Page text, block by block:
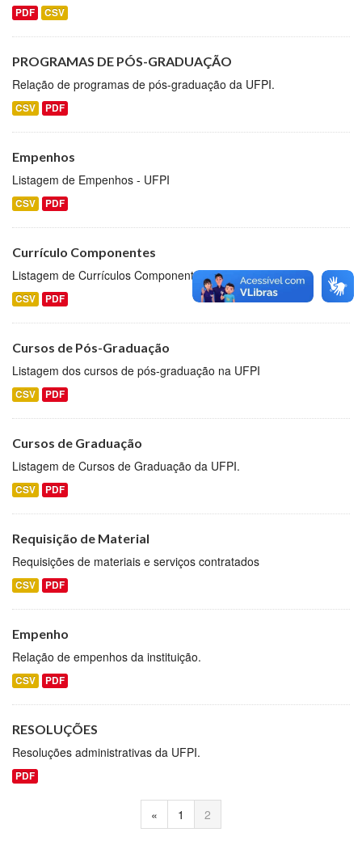
PDF CSV
PROGRAMAS DE PÓS-GRADUAÇÃO
Relação de programas de pós-graduação da UFPI.
CSV PDF
Empenhos
Listagem de Empenhos - UFPI
CSV PDF
Currículo Componentes
Listagem de Currículos Componentes
CSV PDF
Cursos de Pós-Graduação
Listagem dos cursos de pós-graduação na UFPI
CSV PDF
Cursos de Graduação
Listagem de Cursos de Graduação da UFPI.
CSV PDF
Requisição de Material
Requisições de materiais e serviços contratados
CSV PDF
Empenho
Relação de empenhos da instituição.
CSV PDF
RESOLUÇÕES
Resoluções administrativas da UFPI.
PDF
« 1 2